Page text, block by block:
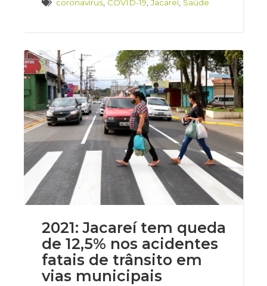
coronavírus COVID-19 ,Jacareí, Saúde
2021: Jacareí tem queda
de 12,5% nos acidentes
fatais de trânsito em
vias municipais